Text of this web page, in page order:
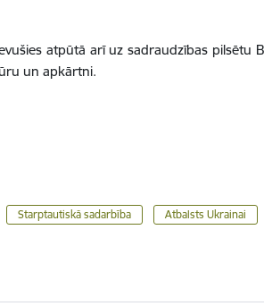
atpūtā arī uz sadraudzības pilsētu
un apkārtni.
Starptautiskā sadarbība Atbalsts Ukrainai